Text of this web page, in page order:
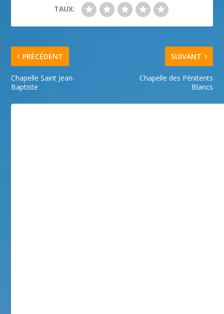
TAUX:
PRÉCÉDENT
Chapelle Saint Jean-
Baptiste
SUIVANT
Chapelle des Pénitents
Blancs